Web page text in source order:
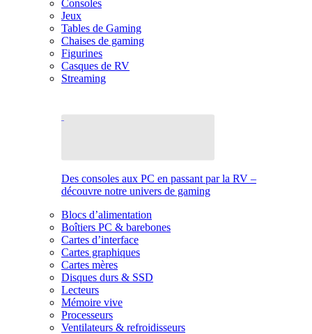
Consoles
Jeux
Tables de Gaming
Chaises de gaming
Figurines
Casques de RV
Streaming
Des consoles aux PC en passant par la RV –
découvre notre univers de gaming
Blocs d’alimentation
Boîtiers PC & barebones
Cartes d’interface
Cartes graphiques
Cartes mères
Disques durs & SSD
Lecteurs
Mémoire vive
Processeurs
Ventilateurs & refroidisseurs